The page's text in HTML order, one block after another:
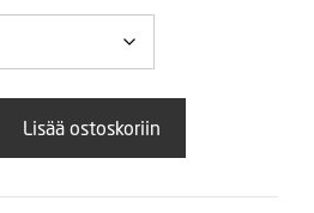
Sinisievikki
Lisää ostoskoriin